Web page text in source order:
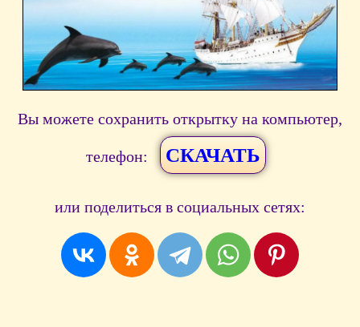
Вы можете сохранить открытку на компьютер,
телефон: СКАЧАТЬ
или поделиться в социальных сетях: